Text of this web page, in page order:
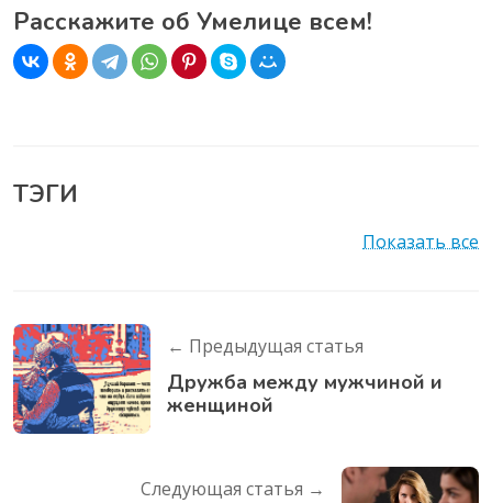
Расскажите об Умелице всем!
ТЭГИ
Показать все
← Предыдущая статья
Дружба между мужчиной и
женщиной
Следующая статья →